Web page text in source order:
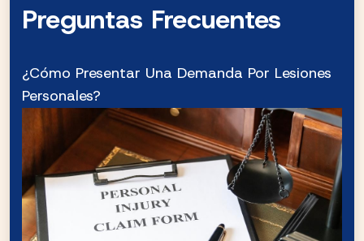
Preguntas Frecuentes
¿Cómo Presentar Una Demanda Por Lesiones
Personales?